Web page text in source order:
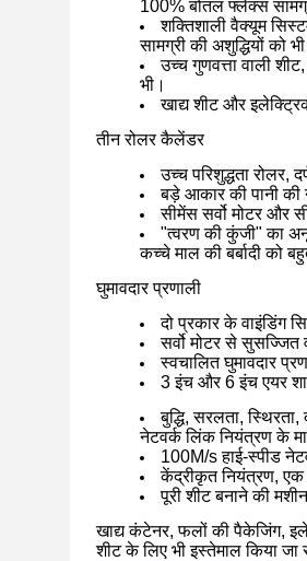
100% बोतल फ्लेक्स
शक्तिशाली वैक्यूम
सामग्री की अशुद्धियों को
उच्च गुणवत्ता वाली
भी।
खाद्य शीट और
तीन रोलर कैलेंडर
उच्च परिशुद्धता रोलर,
बड़े आकार की पानी की
सीमेंस सर्वो मोटर और
"त्वरण की कुंजी" का
कच्चे माल की बर्बादी को
घुमावदार प्रणाली
दो प्रकार के वाइंडिंग
सर्वो मोटर से सुसज्जित
स्वचालित घुमावदार
3 इंच और 6 इंच एयर
बुद्धि, सरलता,
नेटवर्क लिंक नियंत्रण के
100M/s हाई-स्पीड
केंद्रीकृत नियंत्रण, एक
पूरी शीट बनाने की
खाद्य कंटेनर, फलों की पैकेजिंग,
शीट के लिए भी इस्तेमाल किया